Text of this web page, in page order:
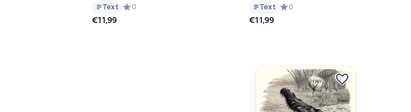
5 на основе 1 оценок
Text Средний рейтинг 0 на основе 0 оценок
0
€11,99
Text Средний рейтинг 0 на основе 0
0
€11,99